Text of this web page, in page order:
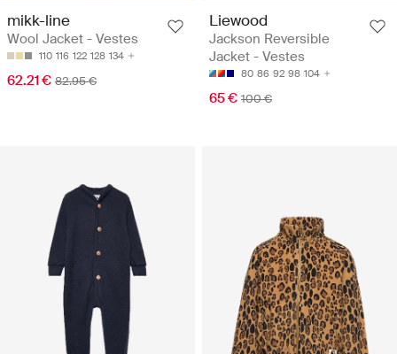
mikk-line
Wool Jacket - Vestes
110 116 122 128 134
62.21 € 82.95 €
Liewood
Jackson Reversible
Jacket - Vestes
80 86 92 98 104
65 € 100 €